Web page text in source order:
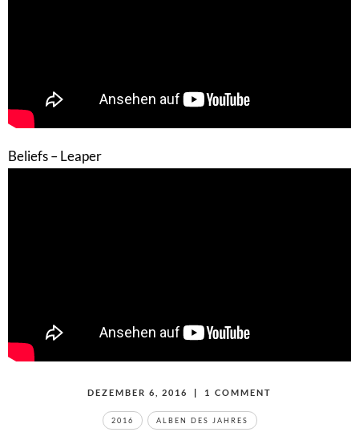
Beliefs – Leaper
DEZEMBER 6, 2016 1 COMMENT
DIE
BESTEN
ALBEN
2016 ALBEN DES JAHRES